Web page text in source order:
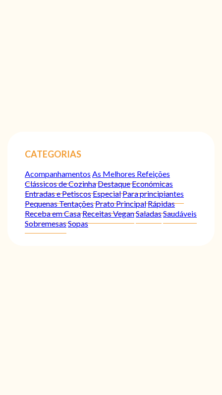
CATEGORIAS
Acompanhamentos As Melhores Refeições
Clássicos de CozinhaDestaqueEconómicas
Entradas e PetiscosEspecialPara principiantes
Pequenas TentaçõesPrato PrincipalRápidas
Receba em CasaReceitas VeganSaladasSaudáveis
SobremesasSopas